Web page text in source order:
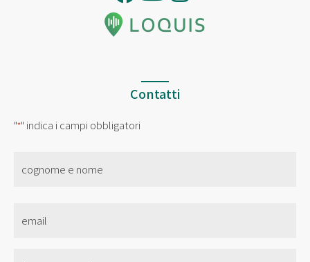
Contatti
"*" indica i campi obbligatori